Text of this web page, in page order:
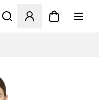
Megnyit egy modált a